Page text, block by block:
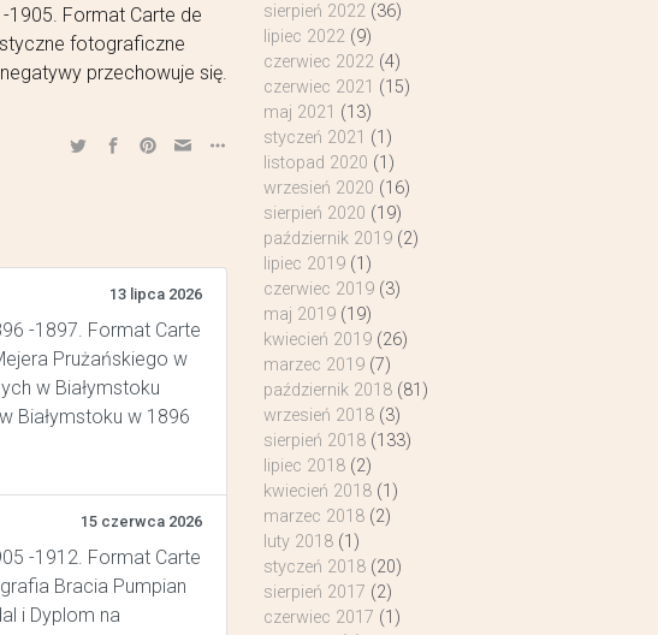
1905. Format Carte de
fotograficzne
przechowuje się.
13 lipca 2026
-1897. Format Carte
Prużańskiego w
w Białymstoku
Białymstoku w 1896
15 czerwca 2026
-1912. Format Carte
Bracia Pumpian
i Dyplom na
sierpień 2022(36)
lipiec 2022(9)
czerwiec 2022(4)
czerwiec 2021 (15)
maj 2021 (13)
styczeń 2021 (1)
listopad 2020 (1)
wrzesień 2020 (16)
sierpień 2020 (19)
październik 2019(2)
lipiec 2019(1)
czerwiec 2019(3)
maj 2019(19)
kwiecień 2019(26)
marzec 2019(7)
październik 2018(81)
wrzesień 2018(3)
sierpień 2018(133)
lipiec 2018(2)
kwiecień 2018(1)
marzec 2018(2)
luty 2018(1)
styczeń 2018(20)
sierpień 2017 (2)
czerwiec 2017 (1)